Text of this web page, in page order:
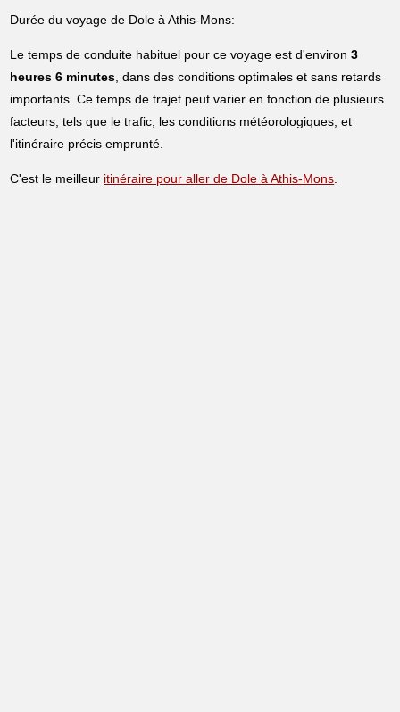
Durée du voyage de Dole à Athis-Mons:
Le temps de conduite habituel pour ce voyage est d'environ3
heures 6 minutes, dans des conditions optimales et sans retards
importants. Ce temps de trajet peut varier en fonction de plusieurs
facteurs, tels que le trafic, les conditions météorologiques, et
l'itinéraire précis emprunté.
C'est le meilleur itinéraire pour aller de Dole à Athis-Mons.